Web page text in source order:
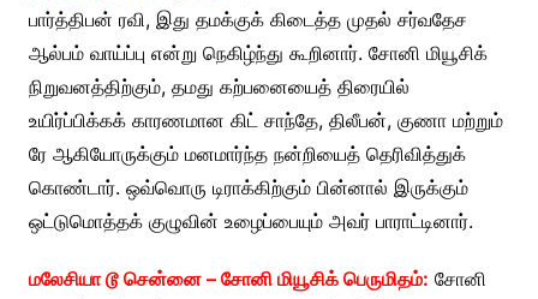
பார்த்திபன் ரவி, இது தமக்குக் கிடைத்த முதல் சர்வதேச
ஆல்பம் வாய்ப்பு என்று நெகிழ்ந்து கூறினார். சோனி மியூசிக்
நிறுவனத்திற்கும், தமது கற்பனையைத் திரையில்
உயிர்ப்பிக்கக் காரணமான கிட் சாந்தே, திலீபன், குணா மற்றும்
ரே ஆகியோருக்கும் மனமார்ந்த நன்றியைத் தெரிவித்துக்
கொண்டார். ஒவ்வொரு டிராக்கிற்கும் பின்னால் இருக்கும்
ஒட்டுமொத்தக் குழுவின் உழைப்பையும் அவர் பாராட்டினார்.
மலேசியா டூ சென்னை – சோனி மியூசிக் பெருமிதம்: சோனி